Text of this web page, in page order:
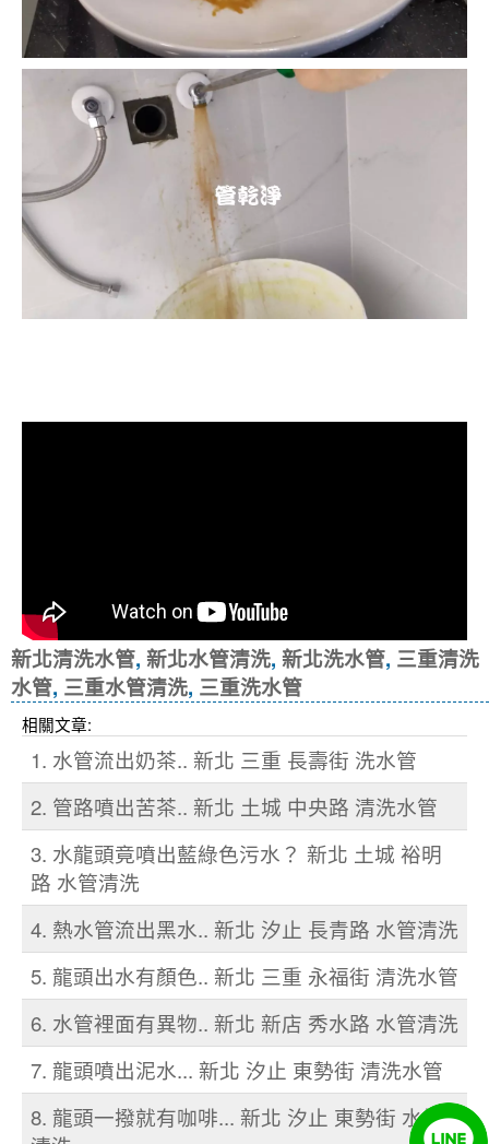
新北清洗水管, 新北水管清洗, 新北洗水管, 三重清洗
水管, 三重水管清洗, 三重洗水管
相關文章:
1. 水管流出奶茶.. 新北 三重 長壽街 洗水管
2. 管路噴出苦茶.. 新北 土城 中央路 清洗水管
3. 水龍頭竟噴出藍綠色污水？ 新北 土城 裕明
路 水管清洗
4. 熱水管流出黑水.. 新北 汐止 長青路 水管清洗
5. 龍頭出水有顏色.. 新北 三重 永福街 清洗水管
6. 水管裡面有異物.. 新北 新店 秀水路 水管清洗
7. 龍頭噴出泥水... 新北 汐止 東勢街 清洗水管
8. 龍頭一撥就有咖啡... 新北 汐止 東勢街 水管